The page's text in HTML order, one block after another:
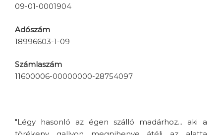
09-01-0001904
Adószám
18996603-1-09
Számlaszám
11600006-00000000-28754097
"Légy hasonló az égen szálló madárhoz... aki a